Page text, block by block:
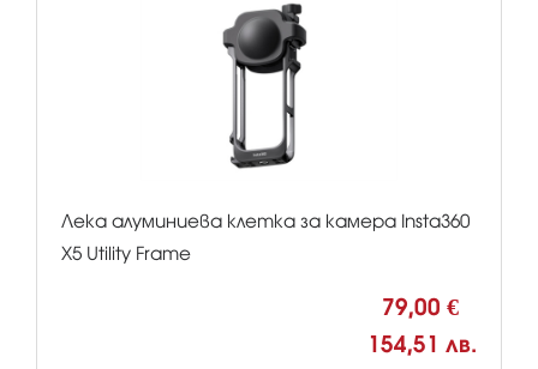
Лека алуминиева клетка за камера Insta360
X5 Utility Frame
79,00 €
154,51 лв.